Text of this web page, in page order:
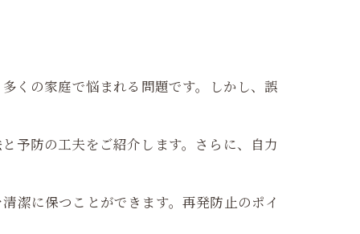
くの家庭で悩まれる問題です。しかし、誤
予防の工夫をご紹介します。さらに、自力
潔に保つことができます。再発防止のポイ